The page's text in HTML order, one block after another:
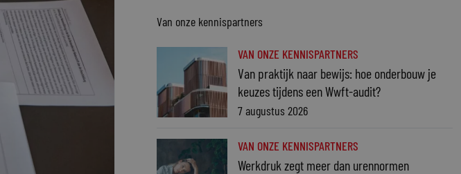
Van onze kennispartners
VAN ONZE KENNISPARTNERS
Van praktijk naar bewijs: hoe onderbouw je
keuzes tijdens een Wwft-audit?
7 augustus 2026
VAN ONZE KENNISPARTNERS
Werkdruk zegt meer dan urennormen